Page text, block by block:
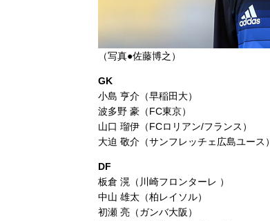
（写真●佐藤博之）
GK
小島 亨介（早稲田大）
波多野 豪（FC東京）
山口 瑠伊（FCロリアン/フランス）
大迫 敬介（サンフレッチェ広島ユース）
DF
板倉 滉（川崎フロンターレ ）
中山 雄太（柏レイソル）
初瀬 亮（ガンバ大阪）